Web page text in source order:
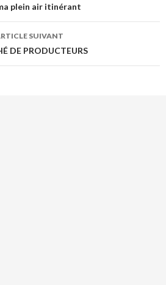
plein air itinérant
SUIVANT
DE PRODUCTEURS